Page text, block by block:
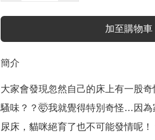
加至購物車
簡介
大家會發現忽然自己的床上有一股
騷味？？🤯我就覺得特別奇怪…因為
尿床，貓咪絕育了也不可能發情呢！